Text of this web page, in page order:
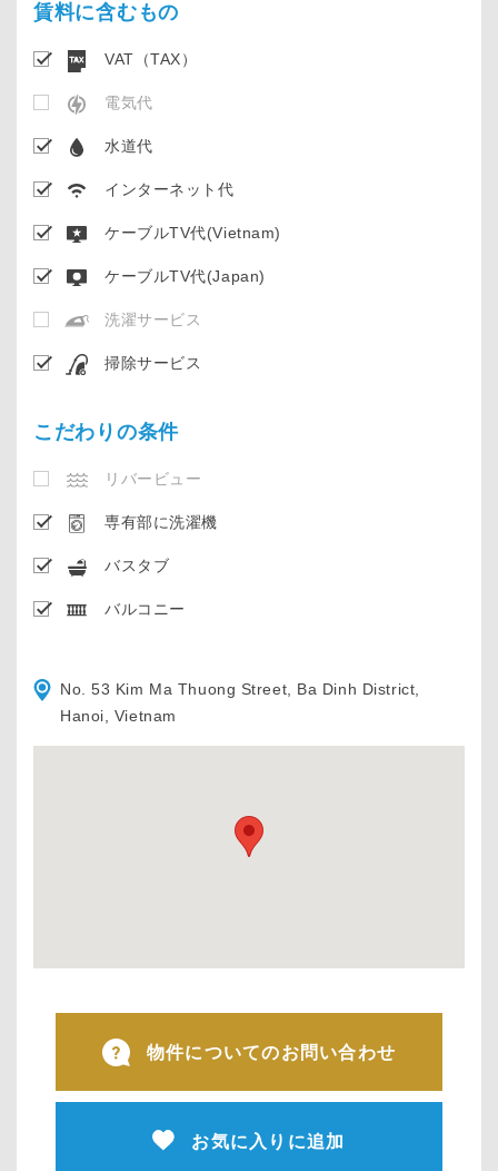
賃料に含むもの
VAT（TAX）
電気代
水道代
インターネット代
ケーブルTV代(Vietnam)
ケーブルTV代(Japan)
洗濯サービス
掃除サービス
こだわりの条件
リバービュー
専有部に洗濯機
バスタブ
バルコニー
No. 53 Kim Ma Thuong Street, Ba Dinh District,
Hanoi, Vietnam
物件についてのお問い合わせ
お気に入りに追加